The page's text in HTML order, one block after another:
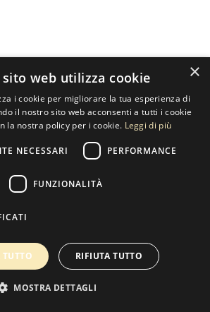
07533170960
byEmotionDesign
×
sito web utilizza cookie
i cookie per migliorare la tua esperienza di
il nostro sito web acconsenti a tutti i cookie
la nostra policy per i cookie. Leggi di più
NECESSARI PERFORMANCE
FUNZIONALITÀ
TUTTO RIFIUTA TUTTO
MOSTRA DETTAGLI